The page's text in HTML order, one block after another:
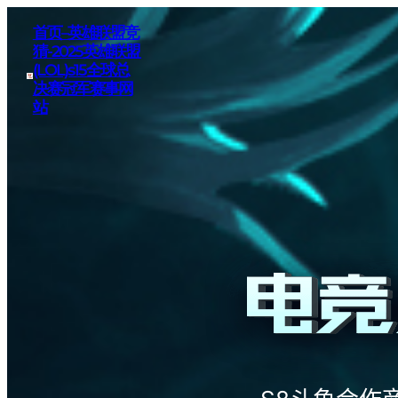
首页–英雄联盟竞
猜-2025英雄联盟
(LOL)s15全球总
决赛冠军赛事网
站